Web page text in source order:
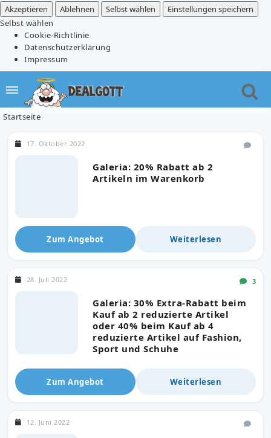
Akzeptieren
Ablehnen Selbst wählen
Einstellungen speichern
Selbst wählen
Cookie-Richtlinie
Datenschutzerklärung
Impressum
Startseite
Galeria: 20% Rabatt ab 2
Artikeln im Warenkorb
17. Oktober 2022
Zum Angebot Weiterlesen
Galeria: 30% Extra-Rabatt beim
Kauf ab 2 reduzierte Artikel
oder 40% beim Kauf ab 4
reduzierte Artikel auf Fashion,
Sport und Schuhe
28. Juli 2022 3
Zum Angebot Weiterlesen
12. Juni 2022